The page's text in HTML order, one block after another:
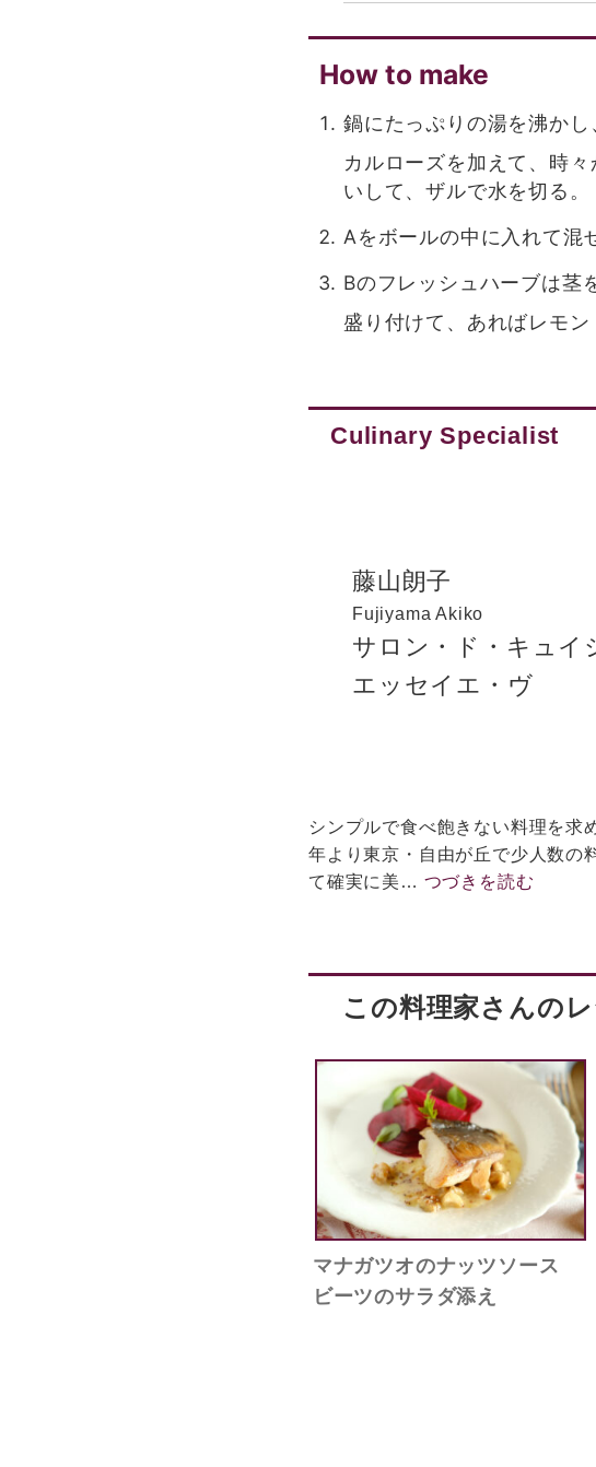
How to make
鍋にたっぷりの湯を沸かし
カルローズを加えて、時
いして、ザルで水を切る。
Aをボールの中に入れて混
Bのフレッシュハーブは茎
盛り付けて、あればレモン
Culinary Specialist
藤山朗子
Fujiyama Akiko
サロン・ド・キュ
エッセイエ・ヴ
シンプルで食べ飽きない料理を求
年より東京・自由が丘で少人数の
て確実に美… つづきを読む
この料理家さんの
マナガツオのナッツソース
ビーツのサラダ添え